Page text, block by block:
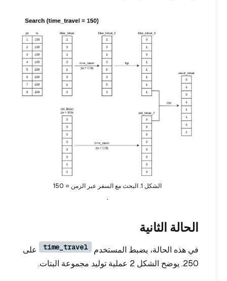
الشكل 1. البحث مع السفر عبر الزمن = 150
.
الحالة الثانية
في هذه الحالة، يضبط المستخدم time_travel
على
250. يوضح الشكل 2 عملية توليد مجموعة البتات.